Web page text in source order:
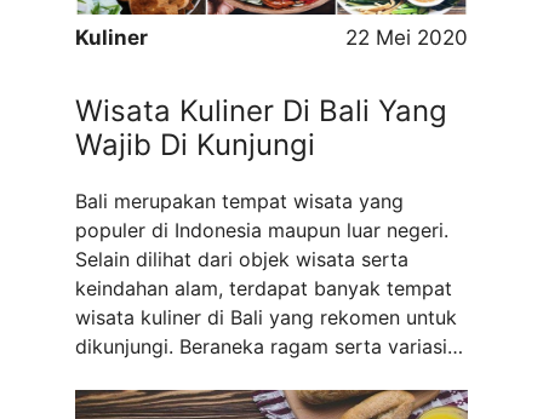
Kuliner 22 Mei 2020
Wisata Kuliner Di Bali Yang
Wajib Di Kunjungi
Bali merupakan tempat wisata yang
populer di Indonesia maupun luar negeri.
Selain dilihat dari objek wisata serta
keindahan alam, terdapat banyak tempat
wisata kuliner di Bali yang rekomen untuk
dikunjungi. Beraneka ragam serta variasi
selera. Bagi masyarakat muslim tidak perlu